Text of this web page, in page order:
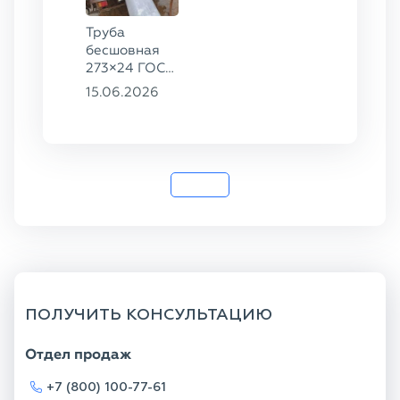
Труба
бесшовная
273×24 ГОСТ
9941-81 сталь
15.06.2026
ПОЛУЧИТЬ КОНСУЛЬТАЦИЮ
Отдел продаж
+7 (800) 100-77-61